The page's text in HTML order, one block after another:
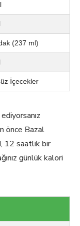
(237 ml)
İçecekler
önce Bazal
12 saatlik bir
günlük kalori